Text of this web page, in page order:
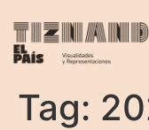
Tag: